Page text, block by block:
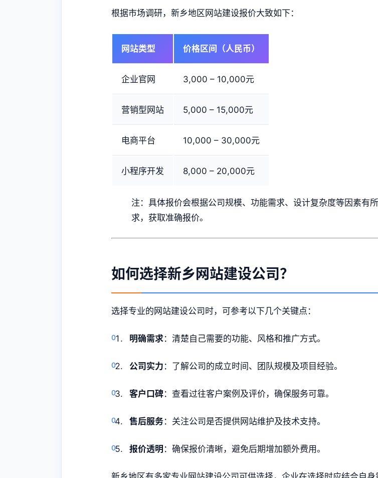
根据市场调研，新乡地区网站建设报价大致如下：
网站类型 价格区间（人民币）
企业官网 3,000 – 10,000元
营销型网站 5,000 – 15,000元
电商平台 10,000 – 30,000元
小程序开发 8,000 – 20,000元
注：具体报价会根据公司规模、功能需求、设计复杂度等因素有
求，获取准确报价。
如何选择新乡网站建设公司？
选择专业的网站建设公司时，可参考以下几个关键点：
明确需求：清楚自己需要的功能、风格和推广方式。
公司实力 ：了解公司的成立时间、团队规模及项目经验。
客户口碑：查看过往客户案例及评价，确保服务可靠。
售后服务：关注公司是否提供网站维护及技术支持。
报价透明 ：确保报价清晰，避免后期增加额外费用。